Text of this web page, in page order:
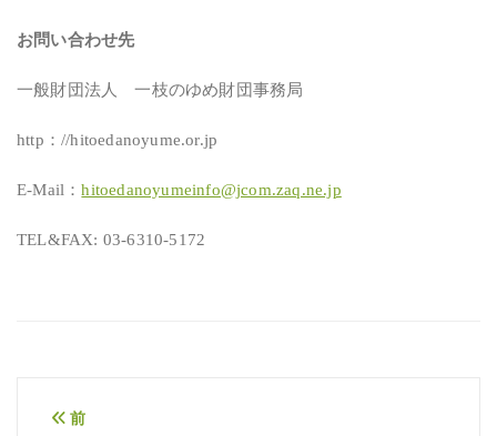
お問い合わせ先
一般財団法人 一枝のゆめ財団事務局
http：//hitoedanoyume.or.jp
E-Mail：hitoedanoyumeinfo@jcom.zaq.ne.jp
TEL&FAX: 03-6310-5172
投
前